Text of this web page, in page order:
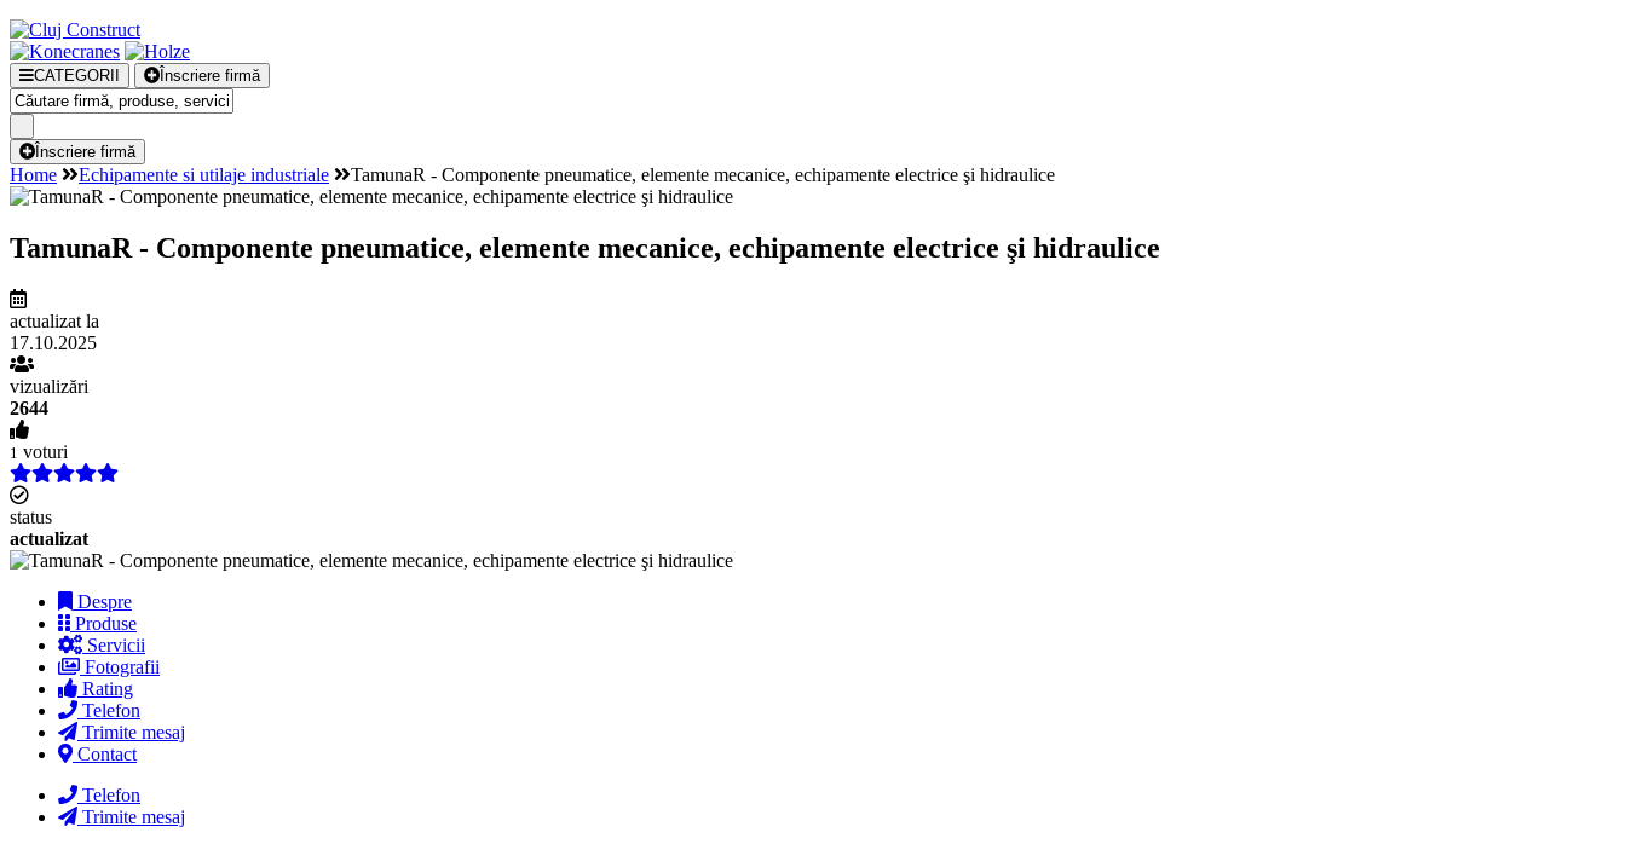
CATEGORII Înscriere firmă
Înscriere firmă
Home Echipamente si utilaje industriale TamunaR - Componente pneumatice, elemente mecanice, echipamente electrice şi hidraulice
TamunaR - Componente pneumatice, elemente mecanice, echipamente electrice şi hidraulice
actualizat la
17.10.2025
vizualizări
2644
1 voturi
status
actualizat
Despre
Produse
Servicii
Fotografii
Rating
Telefon
Trimite mesaj
Contact
Telefon
Trimite mesaj